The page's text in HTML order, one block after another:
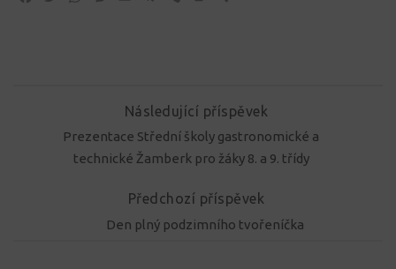
Následující příspěvek
Prezentace Střední školy gastronomické a
technické Žamberk pro žáky 8. a 9. třídy
Předchozí příspěvek
Den plný podzimního tvořeníčka